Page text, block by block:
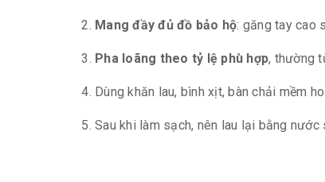
Mang đầy đủ đồ bảo hộ: găng tay cao
Pha loãng theo tỷ lệ phù hợp, thường
Dùng khăn lau, bình xịt, bàn chải mềm
Sau khi làm sạch, nên lau lại bằng